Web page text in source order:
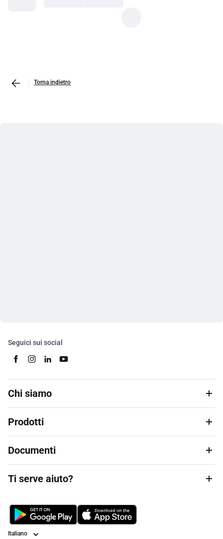
Torna indietro
Seguici sui social
Chi siamo
Prodotti
Documenti
Ti serve aiuto?
Lingua